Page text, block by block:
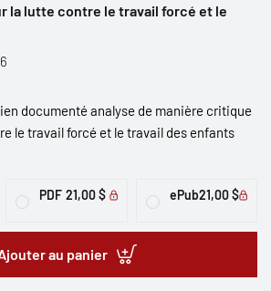
la lutte contre le travail forcé et le
documenté analyse de manière critique
le travail forcé et le travail des enfants
PDF 21,00 $ ePub21,00 $
au panier